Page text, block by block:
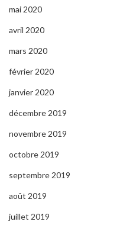
mai 2020
avril 2020
mars 2020
février 2020
janvier 2020
décembre 2019
novembre 2019
octobre 2019
septembre 2019
août 2019
juillet 2019